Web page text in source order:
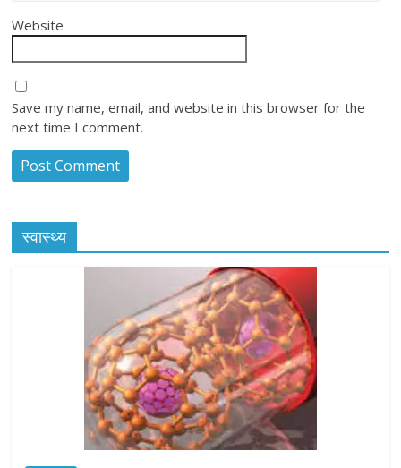
Website
Save my name, email, and website in this browser for the
next time I comment.
स्वास्थ्य